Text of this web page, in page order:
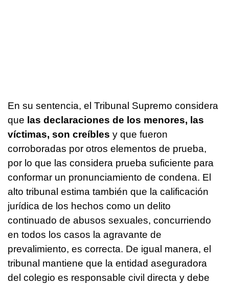
En su sentencia, el Tribunal Supremo considera
que las declaraciones de los menores, las
víctimas, son creíbles y que fueron
corroboradas por otros elementos de prueba,
por lo que las considera prueba suficiente para
conformar un pronunciamiento de condena. El
alto tribunal estima también que la calificación
jurídica de los hechos como un delito
continuado de abusos sexuales, concurriendo
en todos los casos la agravante de
prevalimiento, es correcta. De igual manera, el
tribunal mantiene que la entidad aseguradora
del colegio es responsable civil directa y debe